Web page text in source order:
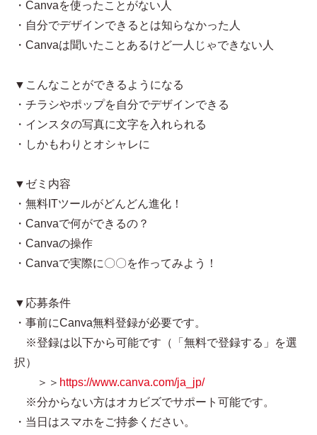
・Canvaを使ったことがない人
・自分でデザインできるとは知らなかった人
・Canvaは聞いたことあるけど一人じゃできない人
▼こんなことができるようになる
・チラシやポップを自分でデザインできる
・インスタの写真に文字を入れられる
・しかもわりとオシャレに
▼ゼミ内容
・無料ITツールがどんどん進化！
・Canvaで何ができるの？
・Canvaの操作
・Canvaで実際に〇〇を作ってみよう！
▼応募条件
・事前にCanva無料登録が必要です。
※登録は以下から可能です（「無料で登録する」を選
択）
＞＞ https://www.canva.com/ja_jp/
※分からない方はオカビズでサポート可能です。
・当日はスマホをご持参ください。